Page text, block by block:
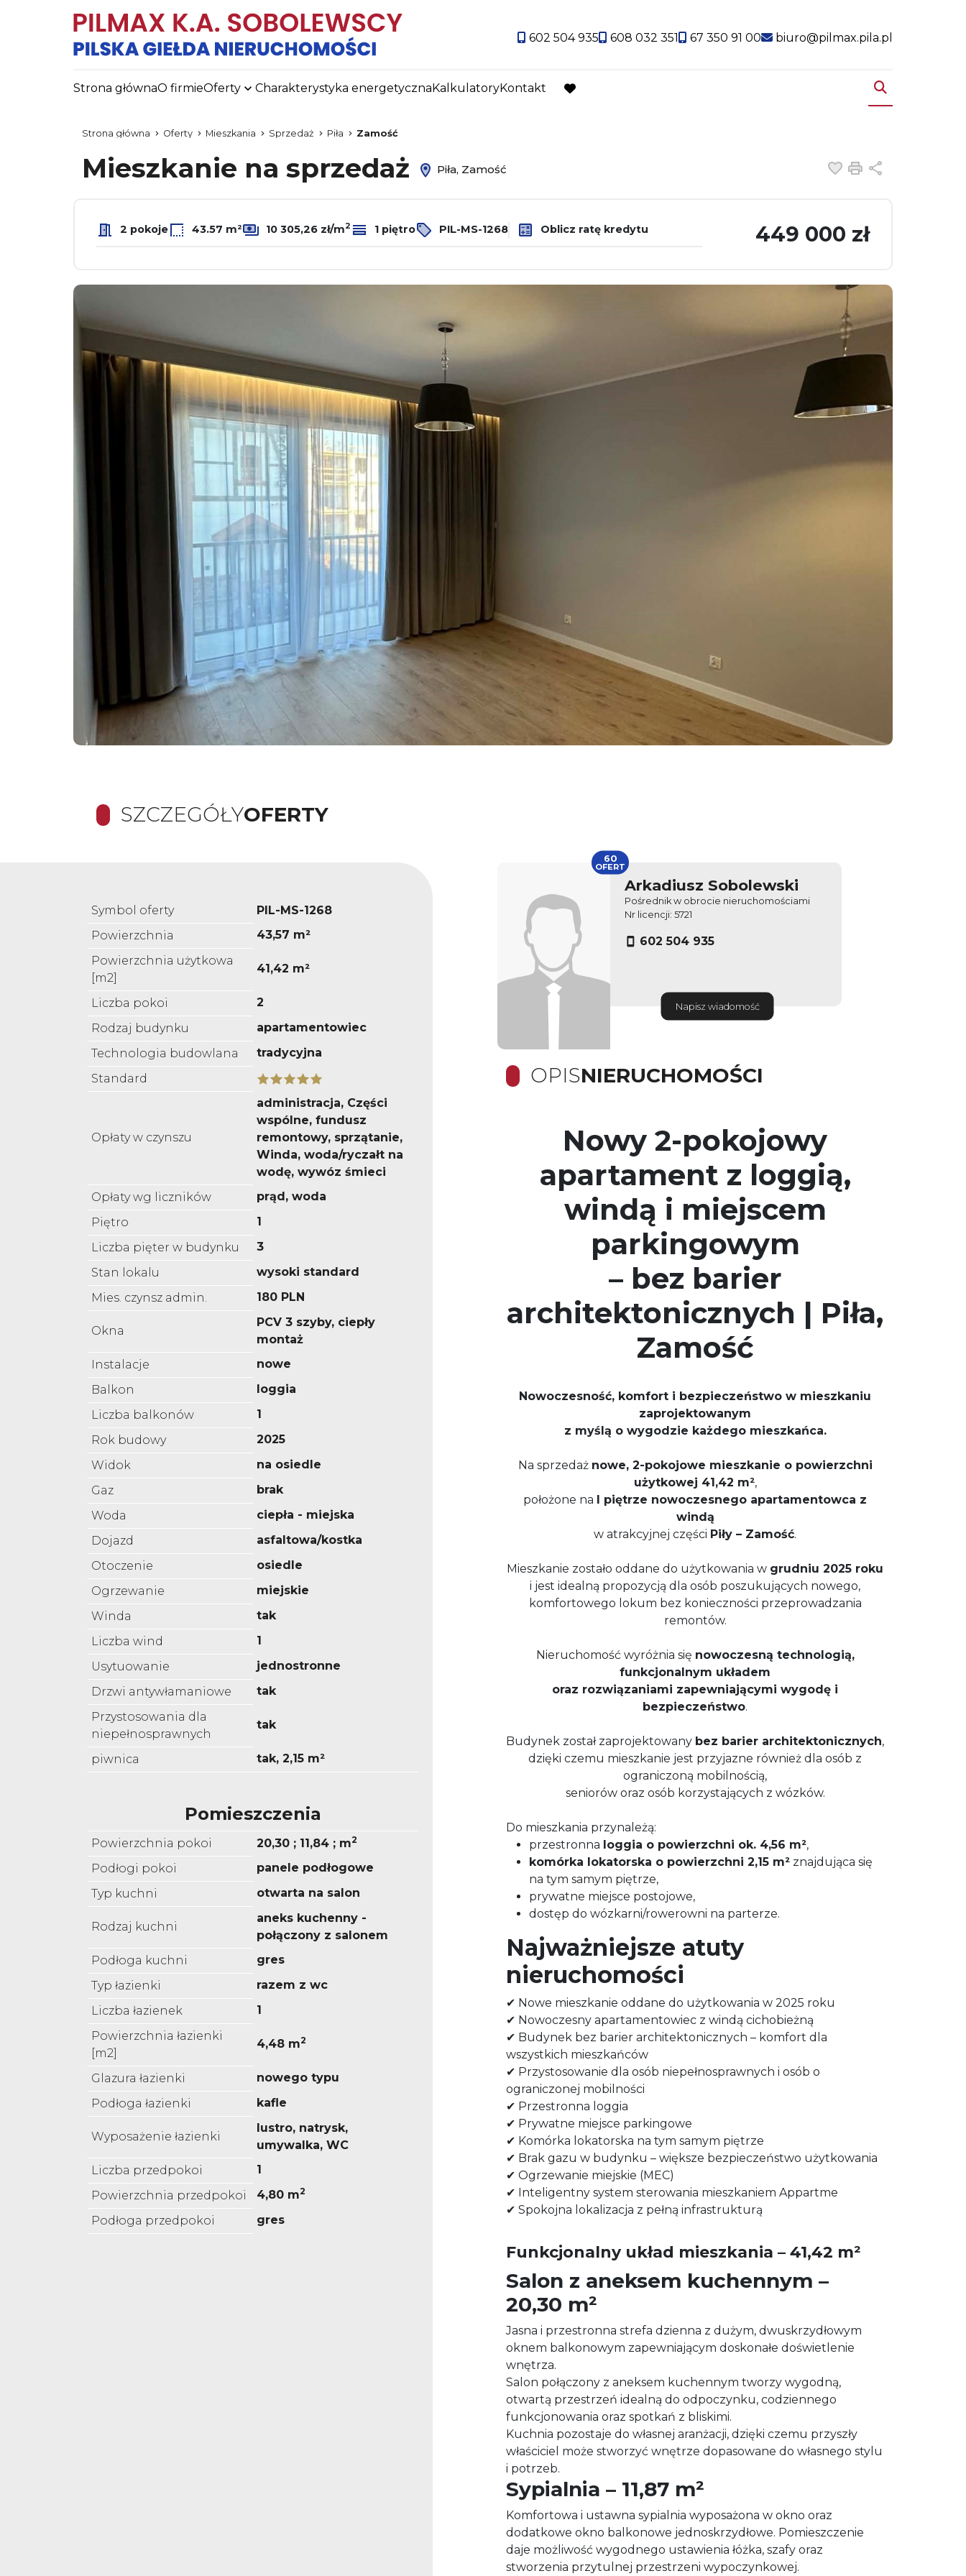
602 504 935 608 032 351 67 350 91 00 biuro@pilmax.pila.pl
Strona głównaO firmieOferty Charakterystyka energetycznaKalkulatoryKontakt
favorite
Strona główna Oferty Mieszkania Sprzedaż Piła Zamość
Mieszkanie na sprzedaż Piła, Zamość Dodaj do
Drukuj
2 pokoje 43.57 m² 10 305,26 zł/m2 1 piętro PIL-MS-1268 Oblicz ratę kredytu 449 000 zł
SZCZEGÓŁYOFERTY
Symbol oferty
PIL-MS-1268
Powierzchnia
43,57 m²
Powierzchnia użytkowa
[m2]
41,42 m²
Liczba pokoi
2
Rodzaj budynku
apartamentowiec
Technologia budowlana
tradycyjna
Standard
Opłaty w czynszu
administracja, Części
wspólne, fundusz
remontowy, sprzątanie,
Winda, woda/ryczałt na
wodę, wywóz śmieci
Opłaty wg liczników
prąd, woda
Piętro
1
Liczba pięter w budynku
3
Stan lokalu
wysoki standard
Mies. czynsz admin.
180 PLN
Okna
PCV 3 szyby, ciepły
montaż
Instalacje
nowe
Balkon
loggia
Liczba balkonów
1
Rok budowy
2025
Widok
na osiedle
Gaz
brak
Woda
ciepła - miejska
Dojazd
asfaltowa/kostka
Otoczenie
osiedle
Ogrzewanie
miejskie
Winda
tak
Liczba wind
1
Usytuowanie
jednostronne
Drzwi antywłamaniowe
tak
Przystosowania dla
niepełnosprawnych
tak
piwnica tak, 2,15 m²
Pomieszczenia
Powierzchnia pokoi 20,30 ; 11,84 ; m2
Podłogi pokoi
panele podłogowe
Typ kuchni
otwarta na salon
Rodzaj kuchni
aneks kuchenny -
połączony z salonem
Podłoga kuchni
gres
Typ łazienki
razem z wc
Liczba łazienek
1
Powierzchnia łazienki
[m2]
4,48 m2
Glazura łazienki
nowego typu
Podłoga łazienki
kafle
Wyposażenie łazienki
lustro, natrysk,
umywalka, WC
Liczba przedpokoi
1
Powierzchnia przedpokoi
4,80 m2
Podłoga przedpokoi gres
Arkadiusz Sobolewski
Pośrednik w obrocie nieruchomościami
Nr licencji: 5721
602 504 935
Napisz wiadomość
60
OFERT
OPISNIERUCHOMOŚCI
Nowy 2-pokojowy
apartament z loggią,
windą i miejscem
parkingowym
– bez barier
architektonicznych | Piła,
Zamość
Nowoczesność, komfort i bezpieczeństwo w mieszkaniu
zaprojektowanym
z myślą o wygodzie każdego mieszkańca.
Na sprzedaż nowe, 2-pokojowe mieszkanie o powierzchni
użytkowej 41,42 m²,
położone na
I piętrze nowoczesnego apartamentowca z
windą
w atrakcyjnej części Piły – Zamość.
Mieszkanie zostało oddane do użytkowania w grudniu 2025 roku
i jest idealną propozycją dla osób poszukujących nowego,
komfortowego lokum bez konieczności przeprowadzania
remontów.
Nieruchomość wyróżnia się nowoczesną technologią,
funkcjonalnym układem
oraz rozwiązaniami zapewniającymi wygodę i
bezpieczeństwo.
Budynek został zaprojektowany bez barier architektonicznych,
dzięki czemu mieszkanie jest przyjazne również dla osób z
ograniczoną mobilnością,
seniorów oraz osób korzystających z wózków.
Do mieszkania przynależą:
przestronna loggia o powierzchni ok. 4,56 m²,
komórka lokatorska o powierzchni 2,15 m² znajdująca się
na tym samym piętrze,
prywatne miejsce postojowe,
dostęp do wózkarni/rowerowni na parterze.
Najważniejsze atuty
nieruchomości
✔ Nowe mieszkanie oddane do użytkowania w 2025 roku
✔ Nowoczesny apartamentowiec z windą cichobieżną
✔ Budynek bez barier architektonicznych – komfort dla
wszystkich mieszkańców
✔ Przystosowanie dla osób niepełnosprawnych i osób o
ograniczonej mobilności
✔ Przestronna loggia
✔ Prywatne miejsce parkingowe
✔ Komórka lokatorska na tym samym piętrze
✔ Brak gazu w budynku – większe bezpieczeństwo użytkowania
✔ Ogrzewanie miejskie (MEC)
✔ Inteligentny system sterowania mieszkaniem Appartme
✔ Spokojna lokalizacja z pełną infrastrukturą
Funkcjonalny układ mieszkania – 41,42 m²
Salon z aneksem kuchennym –
20,30 m²
Jasna i przestronna strefa dzienna z dużym, dwuskrzydłowym
oknem balkonowym zapewniającym doskonałe doświetlenie
wnętrza.
Salon połączony z aneksem kuchennym tworzy wygodną,
otwartą przestrzeń idealną do odpoczynku, codziennego
funkcjonowania oraz spotkań z bliskimi.
Kuchnia pozostaje do własnej aranżacji, dzięki czemu przyszły
właściciel może stworzyć wnętrze dopasowane do własnego stylu
i potrzeb.
Sypialnia – 11,87 m²
Komfortowa i ustawna sypialnia wyposażona w okno oraz
dodatkowe okno balkonowe jednoskrzydłowe. Pomieszczenie
daje możliwość wygodnego ustawienia łóżka, szafy oraz
stworzenia przytulnej przestrzeni wypoczynkowej.